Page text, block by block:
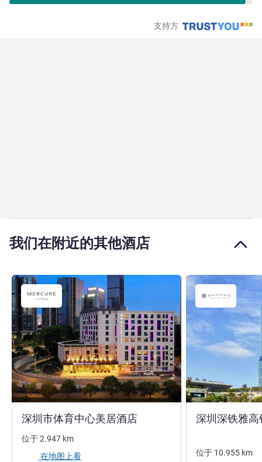
支持方
我们在附近的其他酒店
深圳市体育中心美居酒店
位于2.947 km
在地图上看
深圳深铁雅
位于 10.955 km